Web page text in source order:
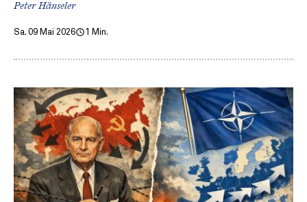
Peter Hänseler
Sa. 09 Mai 2026 1 Min.